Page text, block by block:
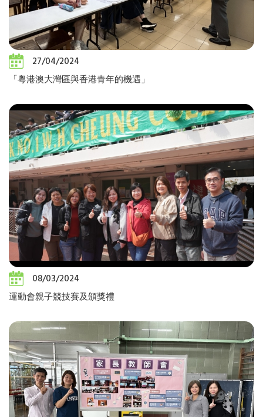
27/04/2024
「粵港澳大灣區與香港青年的機遇」
08/03/2024
運動會親子競技賽及頒獎禮